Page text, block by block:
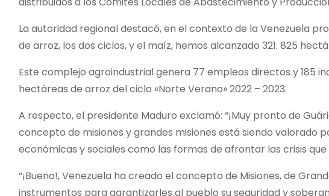
La autoridad regional destacó, en el contexto de la Venezuela
de arroz, los dos ciclos, y el maíz, hemos alcanzado 321. 825
Este complejo agroindustrial genera 77 empleos directos y 185
hectáreas de arroz del ciclo «Norte Verano» 2022 – 2023.
A respecto, el presidente Maduro exclamó: “¡Muy pronto de
concepto de misiones y grandes misiones está siendo valorado
económicas y sociales como las formas de afrontar las crisis
“¡Bueno!, Venezuela ha creado el concepto de Misiones, de
instrumentos para garantizarles al pueblo su seguridad y